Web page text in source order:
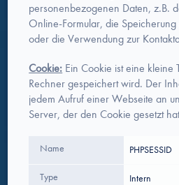
personenbezogenen Daten, z.B.
Online-Formular, die
oder die Verwendung zur
Cookie: Ein Cookie ist eine kleine
Rechner gespeichert wird. Der
jedem Aufruf einer Webseite an
Server, der den Cookie gesetzt
Name PHPSESSID
Type Intern